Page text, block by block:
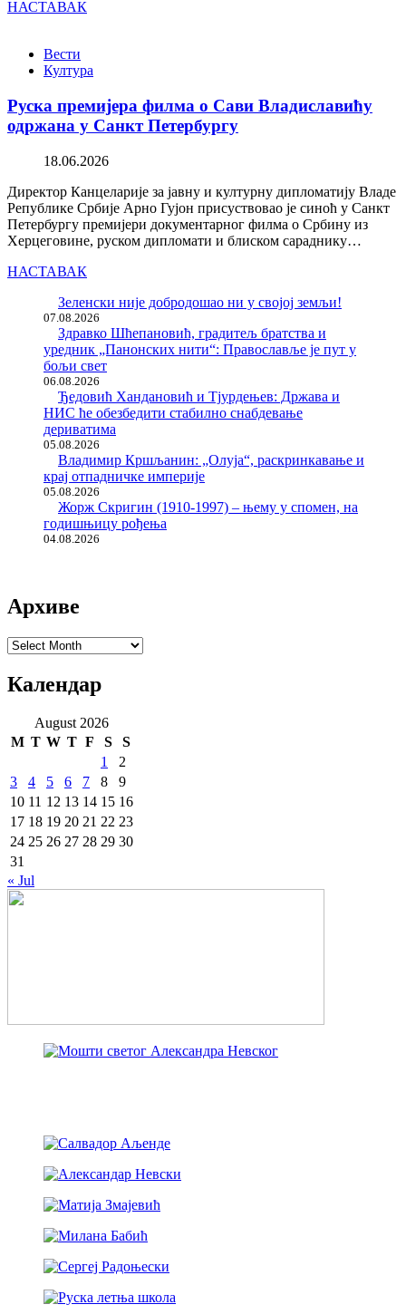
НАСТАВАК
Вести
Култура
Руска премијера филма о Сави Владиславићу
одржана у Санкт Петербургу
18.06.2026
Директор Канцеларије за јавну и културну дипломатију Владе
Републике Србије Арно Гујон присуствовао је синоћ у Санкт
Петербургу премијери документарног филма о Србину из
Херцеговине, руском дипломати и блиском сараднику…
НАСТАВАК
Зеленски није добродошао ни у својој земљи!
07.08.2026
Здравко Шћепановић, градитељ братства и
уредник „Панонских нити“: Православље је пут у
бољи свет
06.08.2026
Ђедовић Хандановић и Тјурдењев: Држава и
НИС ће обезбедити стабилно снабдевање
дериватима
05.08.2026
Владимир Кршљанин: „Олуја“, раскринкавање и
крај отпадничке империје
05.08.2026
Жорж Скригин (1910-1997) – њему у спомен, на
годишњицу рођења
04.08.2026
Архиве
Архиве
Календар
August 2026
M T W T F S
S
1
2
3
4 5 6 7 8
9
10 11 12 13 14 15 16
17 18 19 20 21 22 23
24 25 26 27 28 29 30
31
« Jul